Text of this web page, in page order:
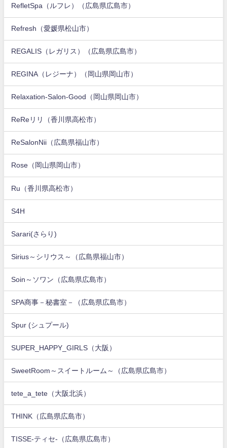
RefletSpa（ルフレ）（広島県広島市）
Refresh（愛媛県松山市）
REGALIS（レガリス）（広島県広島市）
REGINA（レジーナ）（岡山県岡山市）
Relaxation-Salon-Good（岡山県岡山市）
ReReリリ（香川県高松市）
ReSalonNii（広島県福山市）
Rose（岡山県岡山市）
Ru（香川県高松市）
S4H
Sarari(さらり)
Sirius～シリウス～（広島県福山市）
Soin～ソワン（広島県広島市）
SPA商事－秘書室－（広島県広島市）
Spur (シュプール)
SUPER_HAPPY_GIRLS（大阪）
SweetRoom～スイートルーム～（広島県広島市）
tete_a_tete（大阪北浜）
THINK（広島県広島市）
TISSE-ティセ-（広島県広島市）